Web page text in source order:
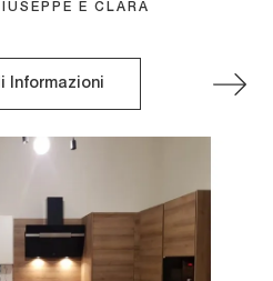
E CLARA
Informazioni